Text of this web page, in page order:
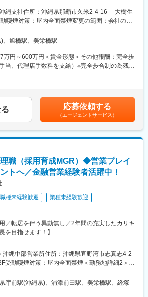
となります）
の後、支社配属となり、商談同行や、資料作成
任せします。中途入社社員も早期に馴染めるよ
ージメントサポーター」をアサインします。
り、6月、12月賞与は固定ですが、3月の短期業
と個人業績で変動します。
は、およそ7.2～8.5か月となります。
モート会議（担当代理店次第）やフレックス制
です。転居の有無にかかわらず、3～5年に一度
ざいます。
制度が整っています。実際に代理店営業から広
システム、契約サービス部門など幅広い部門へ
の定める業務（会社が出向を指示した場合は出
ートナー（SP）としてアフラックと業務委託契
者さまへの契約内容の見直し・保障の最適化の
。
月割り振られ、契約更新や生活環境の変化に合
心。必要性が明確なため提案しやすく、成果に
仕事です。
自分のペースで調整できます。
圧倒的に高く、
高い状態からご提案できるのが最大の強みで
：
午後どちらかだけ稼働する方や、週3日で活動し
「分配後手数料」「初動期手当（1年目のみ）」
、月の新契約実績（年換算保険料）に応じて支
縄支社住所：沖縄県那覇市久米2-4-16 大樹生
喫煙対策：屋内全面禁煙変更の範囲：会社の定
ートワーク含む）
、旭橋駅、美栄橋駅
万円～600万円＜賃金形態＞その他報酬：完全歩
当、代理店手数料を支給）※完全歩合制の為残業
績連動）を支給 ※最低保証なし・分配後手数
績に応じた分配後手数料（成績連動）を支給■
年収：327万円賃金はあくまでも目安の金額で
て上下する可能性があります。月給(月額)は固定
です。
応募依頼する
（エージェントサービス）
理職（採用育成MGR）◆営業プレイ
トへ／金融営業経験者活躍中！
職種未経験歓迎 業種未経験歓迎
／転居を伴う異動無し／2年間の充実したカリキ
を目指せます！】
ー（営業社員）の採用・育成・組織マネジメン
。優秀な社員を採用し研修、ロープレ、同行に
面実施より自立できる社員を育成し、支社長、
下、組織を拡大しマネジメントスキルを学んで
沖縄中部営業所住所：沖縄県宜野湾市志真志4-2-
受動喫煙対策：屋内全面禁煙＜勤務地詳細2＞那
縄県那覇市久茂地2-8-1 JEI那覇ビル5f受動喫煙
煙
庁前駅(沖縄県)、浦添前田駅、美栄橋駅、経塚